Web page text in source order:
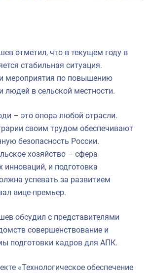
отметил, что в текущем году в
стабильная ситуация.
мероприятия по повышению
людей в сельской местности.
– это опора любой отрасли.
своим трудом обеспечивают
безопасность России.
хозяйство – сфера
инноваций, и подготовка
успевать за развитием
вице-премьер.
обсудил с представителями
совершенствование и
подготовки кадров для АПК.
«Технологическое обеспечение